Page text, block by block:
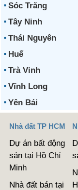
Sóc Trăng
Tây Ninh
Thái Nguyên
Huế
Trà Vinh
Vĩnh Long
Yên Bái
Nhà đất TP HCM
Dự án bất động
sản tại Hồ Chí
Minh
Nhà đất bán tại